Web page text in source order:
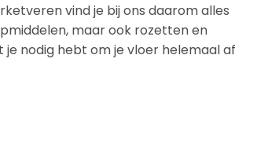
vind je bij ons daarom alles
maar ook rozetten en
nodig hebt om je vloer helemaal af